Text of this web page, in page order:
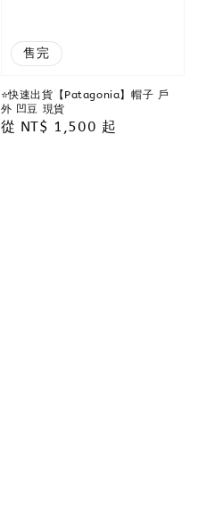
售完
⭐️快速出貨【Patagonia】帽子 戶
外 凹豆 現貨
Regular
從 NT$ 1,500 起